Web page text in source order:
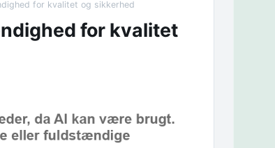
for kvalitet og sikkerhed
for kvalitet